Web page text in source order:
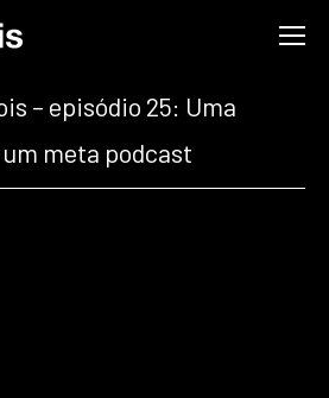
– episódio 25: Uma
meta podcast